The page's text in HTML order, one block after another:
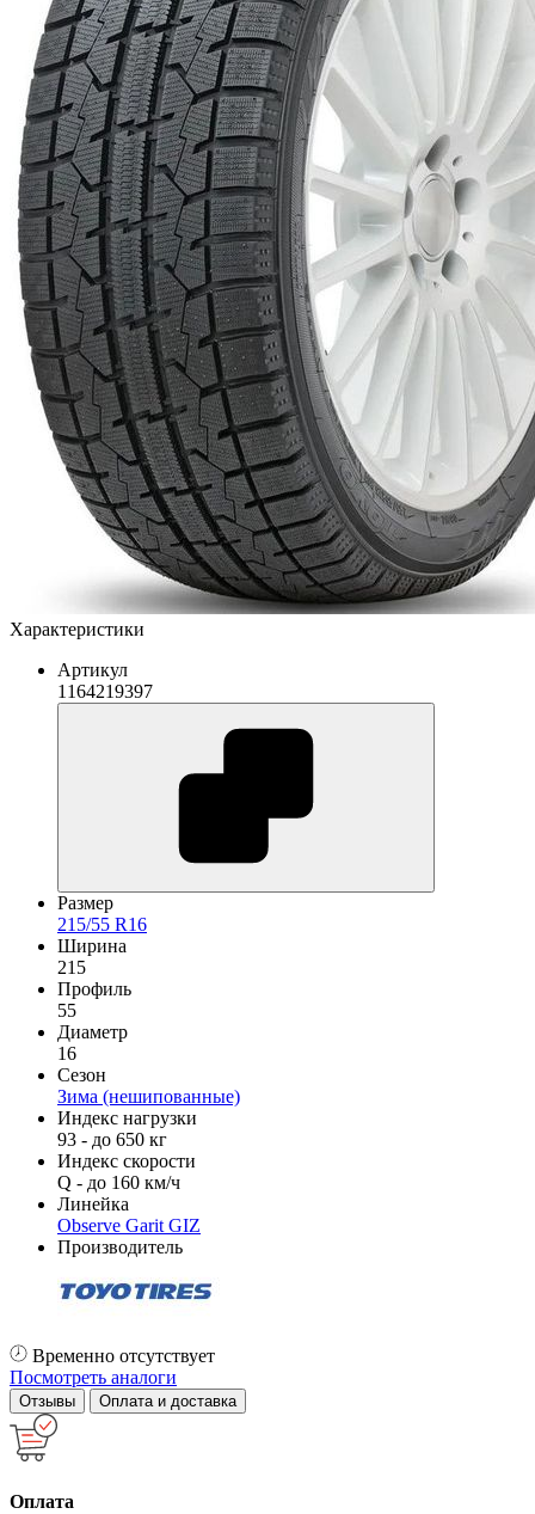
Характеристики
Артикул
1164219397
Размер
215/55 R16
Ширина
215
Профиль
55
Диаметр
16
Сезон
Зима (нешипованные)
Индекс нагрузки
93 - до 650 кг
Индекс скорости
Q - до 160 км/ч
Линейка
Observe Garit GIZ
Производитель
Временно отсутствует
Посмотреть аналоги
Отзывы Оплата и доставка
Оплата